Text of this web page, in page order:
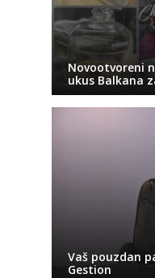
Novootvoreni
ukus Balkana
Vaš pouzdan
Gestion